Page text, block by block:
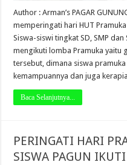
Author : Arman’s PAGAR
memperingati hari HUT
Siswa-siswi tingkat SD, SMP
mengikuti lomba Pramuka yaitu
tersebut, dimana siswa
kemampuannya dan juga
Baca Selanjutnya...
PERINGATI HARI
SISWA PAGUN